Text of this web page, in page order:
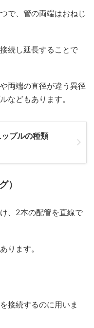
で、管の両端はおねじ
続し延長することで
両端の直径が違う異径
などもあります。
ップルの種類
）
、2本の配管を直線で
ります。
接続するのに用いま